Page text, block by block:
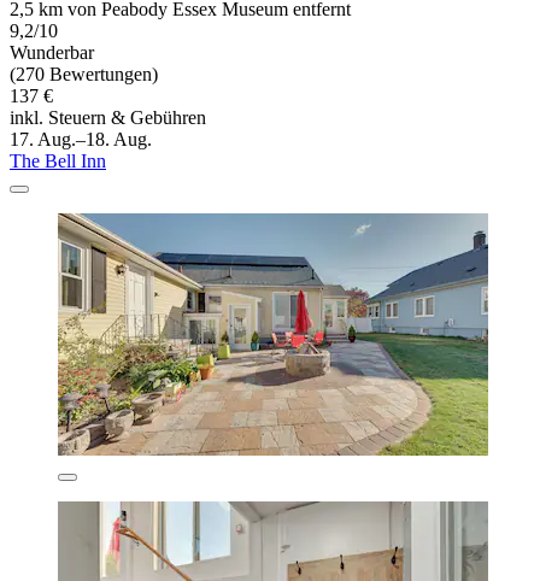
2,5 km von Peabody Essex Museum entfernt
9,2/10
Wunderbar
(270 Bewertungen)
137 €
inkl. Steuern & Gebühren
17. Aug.–18. Aug.
The Bell Inn